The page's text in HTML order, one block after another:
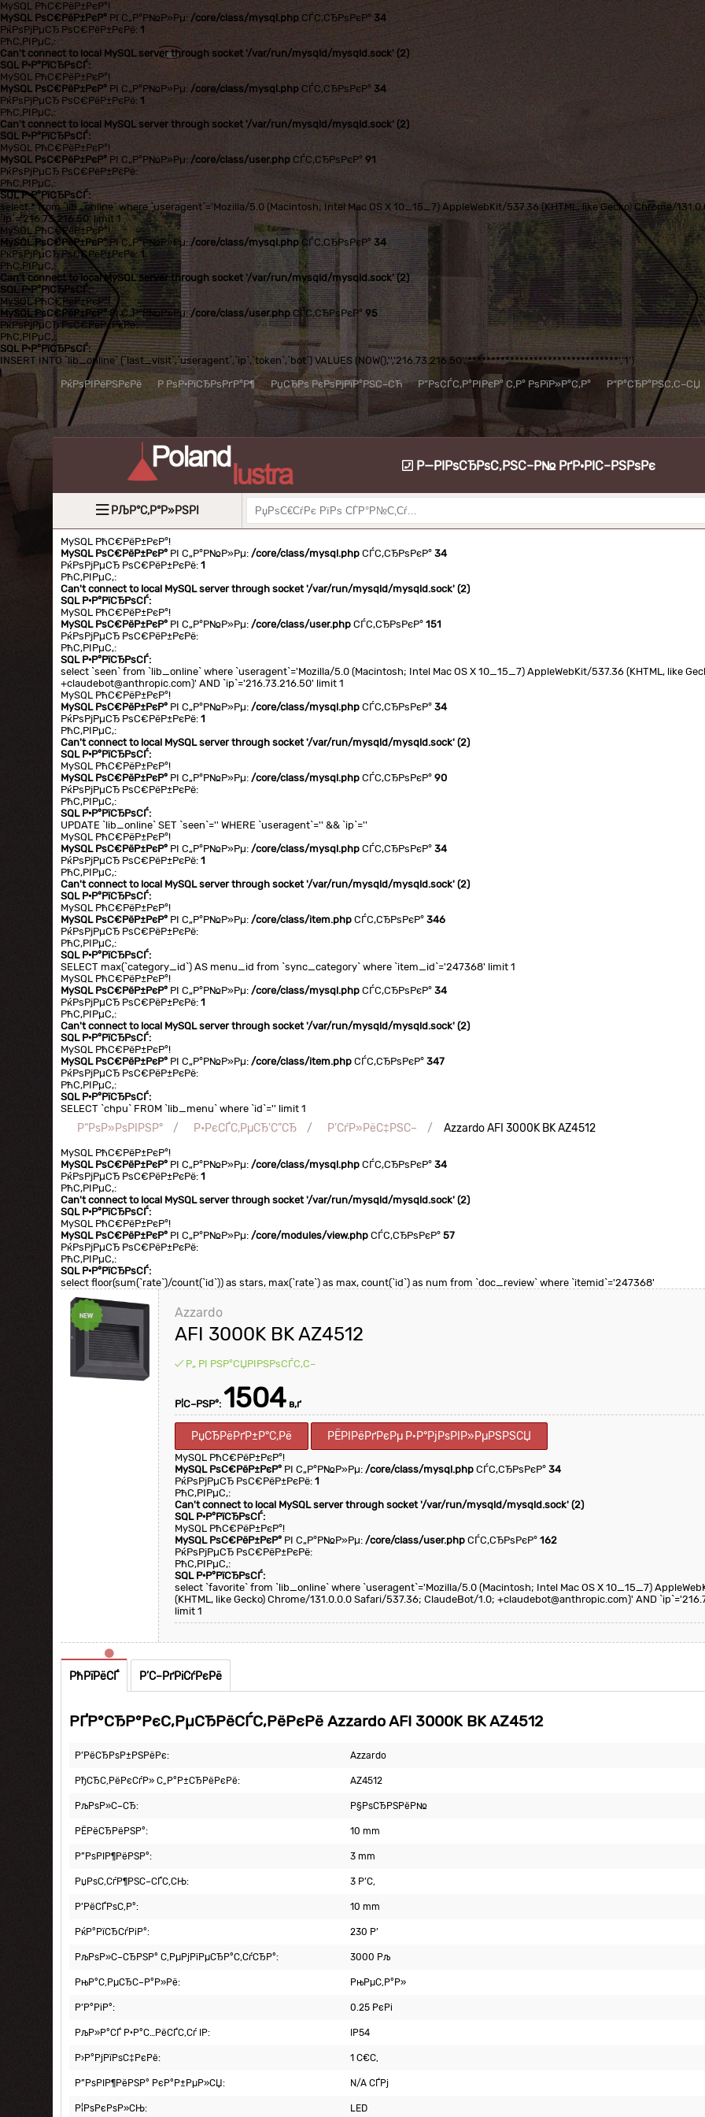
MySQL РћС€РёР±РєР°!
MySQL РѕС€РёР±РєР° РІ С„Р°Р№Р»Рµ: /core/class/mysql.php СЃС‚СЂРѕРєР° 34
РќРѕРјРµСЂ РѕС€РёР±РєРё: 1
РћС‚РІРµС‚:
Can't connect to local MySQL server through socket '/var/run/mysqld/mysqld.sock' (2)
SQL Р·Р°РїСЂРѕСЃ:
MySQL РћС€РёР±РєР°!
MySQL РѕС€РёР±РєР° РІ С„Р°Р№Р»Рµ: /core/class/mysql.php СЃС‚СЂРѕРєР° 34
РќРѕРјРµСЂ РѕС€РёР±РєРё: 1
РћС‚РІРµС‚:
Can't connect to local MySQL server through socket '/var/run/mysqld/mysqld.sock' (2)
SQL Р·Р°РїСЂРѕСЃ:
MySQL РћС€РёР±РєР°!
MySQL РѕС€РёР±РєР° РІ С„Р°Р№Р»Рµ: /core/class/user.php СЃС‚СЂРѕРєР° 91
РќРѕРјРµСЂ РѕС€РёР±РєРё:
РћС‚РІРµС‚:
SQL Р·Р°РїСЂРѕСЃ:
select * from `lib_online` where `useragent`='Mozilla/5.0 (Macintosh; Intel Mac OS X 10_15_7) AppleWebKit/537.36 (KHTML, like Gecko) Chrome/
`ip`='216.73.216.50' limit 1
MySQL РћС€РёР±РєР°!
MySQL РѕС€РёР±РєР° РІ С„Р°Р№Р»Рµ:/core/class/mysql.php СЃС‚СЂРѕРєР° 34
РќРѕРјРµСЂ РѕС€РёР±РєРё: 1
РћС‚РІРµС‚:
Can't connect to local MySQL server through socket '/var/run/mysqld/mysqld.sock' (2)
SQL Р·Р°РїСЂРѕСЃ:
MySQL РћС€РёР±РєР°!
MySQL РѕС€РёР±РєР°РІ С„Р°Р№Р»Рµ:/core/class/user.phpСЃС‚СЂРѕРєР° 95
РќРѕРјРµСЂ РѕС€РёР±РєРё:
РћС‚РІРµС‚:
SQL Р·Р°РїСЂРѕСЃ:
INSERT INTO `lib_online` (`last_visit`,`useragent`,`ip`,`token`,`bot`) VALUES (NOW(),'','216.73.216.50','********************************','1')
РќРѕРІРёРЅРєРё
Р РѕР·РїСЂРѕРґР°Р¶ РџСЂРѕ РєРѕРјРїР°РЅС–СЋ Р”РѕСЃС‚Р°РІРєР° С‚Р° РѕРїР»Р°С‚Р° Р“Р°СЂР°РЅС‚С–СЏ
Р—РІРѕСЂРѕС‚РЅС–Р№ РґР·РІС–РЅРѕРє
РЉР°С‚Р°Р»РЅРІ
MySQL РћС€РёР±РєР°!
MySQL РѕС€РёР±РєР° РІ С„Р°Р№Р»Рµ:/core/class/mysql.php СЃС‚СЂРѕРєР°34
РќРѕРјРµСЂ РѕС€РёР±РєРё:1
РћС‚РІРµС‚:
Can't connect to local MySQL server through socket '/var/run/mysqld/mysqld.sock' (2)
SQL Р·Р°РїСЂРѕСЃ:
MySQL РћС€РёР±РєР°!
MySQL РѕС€РёР±РєР° РІ С„Р°Р№Р»Рµ:/core/class/user.php СЃС‚СЂРѕРєР°151
РќРѕРјРµСЂ РѕС€РёР±РєРё:
РћС‚РІРµС‚:
SQL Р·Р°РїСЂРѕСЃ:
select `seen` from `lib_online` where `useragent`='Mozilla/5.0 (Macintosh; Intel Mac OS X 10_15_7) AppleWebKit/537.36 (KHTML, like
+claudebot@anthropic.com)' AND `ip`='216.73.216.50' limit 1
MySQL РћС€РёР±РєР°!
MySQL РѕС€РёР±РєР° РІ С„Р°Р№Р»Рµ:/core/class/mysql.php СЃС‚СЂРѕРєР°34
РќРѕРјРµСЂ РѕС€РёР±РєРё:1
РћС‚РІРµС‚:
Can't connect to local MySQL server through socket '/var/run/mysqld/mysqld.sock' (2)
SQL Р·Р°РїСЂРѕСЃ:
MySQL РћС€РёР±РєР°!
MySQL РѕС€РёР±РєР° РІ С„Р°Р№Р»Рµ:/core/class/mysql.php СЃС‚СЂРѕРєР°90
РќРѕРјРµСЂ РѕС€РёР±РєРё:
РћС‚РІРµС‚:
SQL Р·Р°РїСЂРѕСЃ:
UPDATE `lib_online` SET `seen`='' WHERE `useragent`='' && `ip`=''
MySQL РћС€РёР±РєР°!
MySQL РѕС€РёР±РєР° РІ С„Р°Р№Р»Рµ:/core/class/mysql.php СЃС‚СЂРѕРєР°34
РќРѕРјРµСЂ РѕС€РёР±РєРё:1
РћС‚РІРµС‚:
Can't connect to local MySQL server through socket '/var/run/mysqld/mysqld.sock' (2)
SQL Р·Р°РїСЂРѕСЃ:
MySQL РћС€РёР±РєР°!
MySQL РѕС€РёР±РєР° РІ С„Р°Р№Р»Рµ:/core/class/item.php СЃС‚СЂРѕРєР°346
РќРѕРјРµСЂ РѕС€РёР±РєРё:
РћС‚РІРµС‚:
SQL Р·Р°РїСЂРѕСЃ:
SELECT max(`category_id`) AS menu_id from `sync_category` where `item_id`='247368' limit 1
MySQL РћС€РёР±РєР°!
MySQL РѕС€РёР±РєР° РІ С„Р°Р№Р»Рµ:/core/class/mysql.php СЃС‚СЂРѕРєР°34
РќРѕРјРµСЂ РѕС€РёР±РєРё:1
РћС‚РІРµС‚:
Can't connect to local MySQL server through socket '/var/run/mysqld/mysqld.sock' (2)
SQL Р·Р°РїСЂРѕСЃ:
MySQL РћС€РёР±РєР°!
MySQL РѕС€РёР±РєР° РІ С„Р°Р№Р»Рµ:/core/class/item.php СЃС‚СЂРѕРєР°347
РќРѕРјРµСЂ РѕС€РёР±РєРё:
РћС‚РІРµС‚:
SQL Р·Р°РїСЂРѕСЃ:
SELECT `chpu` FROM `lib_menu` where `id`='' limit 1
Р“РѕР»РѕРІРЅР° Р•РєСЃС‚РµСЂ'С”СЂ Р’СѓР»РёС‡РЅС– Azzardo AFI 3000K BK AZ4512
MySQL РћС€РёР±РєР°!
MySQL РѕС€РёР±РєР° РІ С„Р°Р№Р»Рµ:/core/class/mysql.php СЃС‚СЂРѕРєР°34
РќРѕРјРµСЂ РѕС€РёР±РєРё:1
РћС‚РІРµС‚:
Can't connect to local MySQL server through socket '/var/run/mysqld/mysqld.sock' (2)
SQL Р·Р°РїСЂРѕСЃ:
MySQL РћС€РёР±РєР°!
MySQL РѕС€РёР±РєР° РІ С„Р°Р№Р»Рµ:/core/modules/view.php СЃС‚СЂРѕРєР°57
РќРѕРјРµСЂ РѕС€РёР±РєРё:
РћС‚РІРµС‚:
SQL Р·Р°РїСЂРѕСЃ:
select floor(sum(`rate`)/count(`id`)) as stars, max(`rate`) as max, count(`id`) as num from `doc_review` where `itemid`='247368'
Azzardo
AFI 3000K BK AZ4512
Р„ РІ РЅР°СЏРІРЅРѕСЃС‚С–
Р¦С–РЅР°: 1504 в‚ґ
РџСЂРёРґР±Р°С‚Рё РЁРІРёРґРєРµ Р·Р°РјРѕРІР»РµРЅРЅСЏ
MySQL РћС€РёР±РєР°!
MySQL РѕС€РёР±РєР° РІ С„Р°Р№Р»Рµ:/core/class/mysql.php СЃС‚СЂРѕРєР°34
РќРѕРјРµСЂ РѕС€РёР±РєРё:1
РћС‚РІРµС‚:
Can't connect to local MySQL server through socket '/var/run/mysqld/mysqld.sock' (2)
SQL Р·Р°РїСЂРѕСЃ:
MySQL РћС€РёР±РєР°!
MySQL РѕС€РёР±РєР° РІ С„Р°Р№Р»Рµ:/core/class/user.php СЃС‚СЂРѕРєР°162
РќРѕРјРµСЂ РѕС€РёР±РєРё:
РћС‚РІРµС‚:
SQL Р·Р°РїСЂРѕСЃ:
select `favorite` from `lib_online` where `useragent`='Mozilla/5.0 (Macintosh; Intel Mac OS X 10_15_7)
(KHTML, like Gecko) Chrome/131.0.0.0 Safari/537.36; ClaudeBot/1.0; +claudebot@anthropic.com)' AND
limit 1
РћРїРёСЃ Р’С–РґРіСѓРєРё
РҐР°СЂР°РєС‚РµСЂРёСЃС‚РёРєРё Azzardo AFI 3000K BK AZ4512
Р’РёСЂРѕР±РЅРёРє: Azzardo
РђСЂС‚РёРєСѓР» С„Р°Р±СЂРёРєРё: AZ4512
РљРѕР»С–СЂ: Р§РѕСЂРЅРёР№
РЁРёСЂРёРЅР°: 10 mm
Р”РѕРІР¶РёРЅР°: 3 mm
РџРѕС‚СѓР¶РЅС–СЃС‚СЊ: 3 Р’С‚
Р’РёСЃРѕС‚Р°: 10 mm
РќР°РїСЂСѓРіР°: 230 Р’
РљРѕР»С–СЂРЅР° С‚РµРјРїРµСЂР°С‚СѓСЂР°: 3000 Рљ
РњР°С‚РµСЂС–Р°Р»Рё: РњРµС‚Р°Р»
Р’Р°РіР°: 0.25 РєРі
РљР»Р°СЃ Р·Р°С…РёСЃС‚Сѓ IP: IP54
Р›Р°РјРїРѕС‡РєРё: 1 С€С‚
Р”РѕРІР¶РёРЅР° РєР°Р±РµР»СЏ: N/A СЃРј
Р¦РѕРєРѕР»СЊ: LED